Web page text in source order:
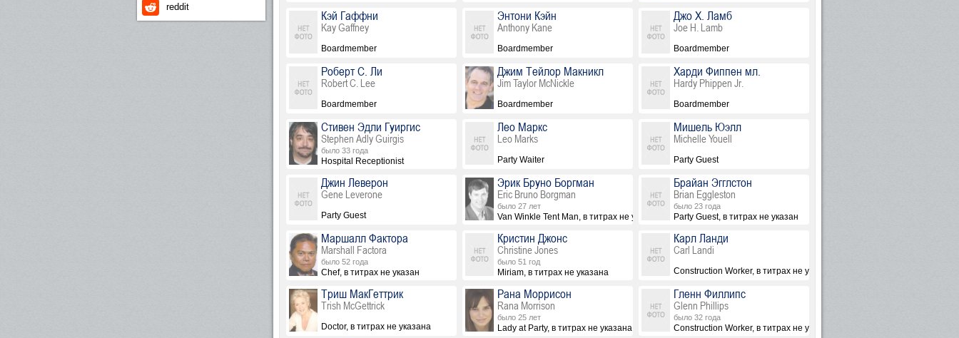
reddit
Кэй Гаффни
Kay Gaffney
Boardmember
Энтони Кэйн
Anthony Kane
Boardmember
Джо Х. Ламб
Joe H. Lamb
Boardmember
Роберт С. Ли
Robert C. Lee
Boardmember
Джим Тейлор Макникл
Jim Taylor McNickle
Boardmember
Харди Фиппен мл.
Hardy Phippen Jr.
Boardmember
Стивен Эдли Гуиргис
Stephen Adly Guirgis
было 33 года
Hospital Receptionist
Лео Маркс
Leo Marks
Party Waiter
Мишель Юэлл
Michelle Youell
Party Guest
Джин Леверон
Gene Leverone
Party Guest
Эрик Бруно Боргман
Eric Bruno Borgman
было 27 лет
Van Winkle Tent Man, в титрах не указан
Брайан Эгглстон
Brian Eggleston
было 23 года
Party Guest, в титрах не указан
Маршалл Фактора
Marshall Factora
было 52 года
Chef, в титрах не указан
Кристин Джонс
Christine Jones
было 51 год
Miriam, в титрах не указана
Карл Ланди
Carl Landi
Construction Worker, в титрах не указан
Триш МакГеттрик
Trish McGettrick
Doctor, в титрах не указана
Рана Моррисон
Rana Morrison
было 25 лет
Lady at Party, в титрах не указана
Гленн Филлипс
Glenn Phillips
было 32 года
Construction Worker, в титрах не указан